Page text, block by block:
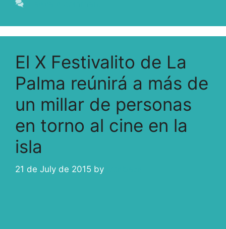
El X Festivalito de La
Palma reúnirá a más de
un millar de personas
en torno al cine en la
isla
21 de July de 2015 by